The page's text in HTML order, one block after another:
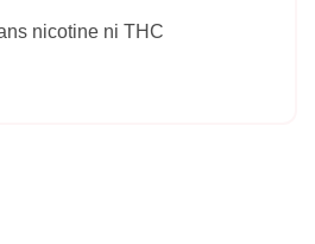
nicotine ni THC